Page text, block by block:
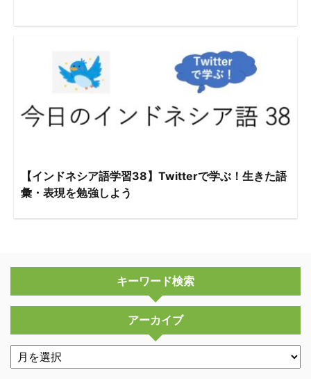
【インドネシア語学習38】Twitterで学ぶ！生きた語
彙・表現を勉強しよう
キーワード検索
アーカイブ